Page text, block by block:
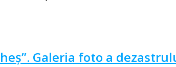
Galeria foto a